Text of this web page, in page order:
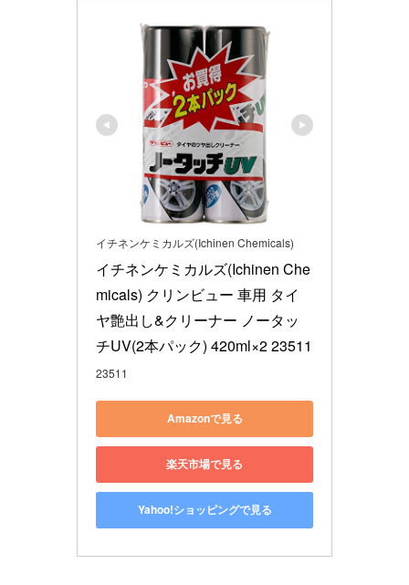
イチネンケミカルズ(Ichinen Chemicals)
イチネンケミカルズ(Ichinen Che
micals) クリンビュー 車用 タイ
ヤ艶出し&クリーナー ノータッ
チUV(2本パック) 420ml×2 23511
23511
Amazonで見る
楽天市場で見る
Yahoo!ショッピングで見る